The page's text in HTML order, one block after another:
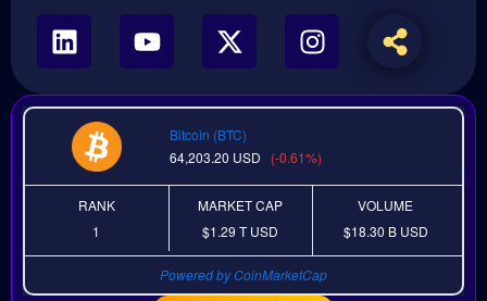
Bitcoin (BTC)
64,203.20 USD (-0.61%)
RANK
1
MARKET CAP
$1.29 TUSD
VOLUME
$18.30 B USD
Powered by CoinMarketCap